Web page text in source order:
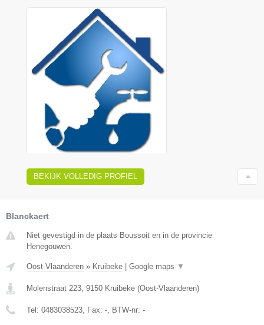
BEKIJK VOLLEDIG PROFIEL
Blanckaert
Niet gevestigd in de plaats Boussoit en in de provincie
Henegouwen.
Oost-Vlaanderen » Kruibeke Google maps ▼
Molenstraat 223 9150 Kruibeke (Oost-Vlaanderen)
Tel: 0483038523 , Fax: - , BTW-nr: -